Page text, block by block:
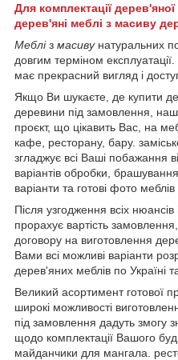
Для комплектації
дерев'яні меблі з масиву
Мебліз масивунатуральних
довгим терміном
має прекрасний вигляд і
Якщо Ви шукаєте, де купити
деревини під замовлення,
проєкт, що цікавить Вас, на
кафе, ресторану, бару.
згладжує всі Ваші побажання
варіантів обробки,
варіанти та готові фото
Після узгодження всіх
прорахує вартість
договору на виготовлення
Вами всі можливі варіанти
дерев'яних меблів по Україні
Великий асортимент готової
широкі можливості
під замовлення дадуть змогу
щодо комплектації Вашого
майданчики для мангала.